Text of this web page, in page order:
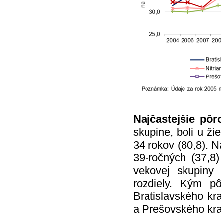
Najčastejšie
skupine, boli u
34 rokov (80,8).
39-ročných
vekovej
rozdiely. Kým
Bratislavského
a Prešovského